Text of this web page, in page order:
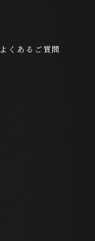
よくあるご質問